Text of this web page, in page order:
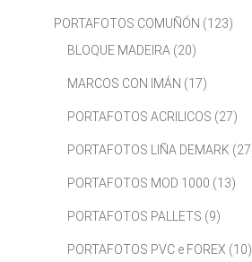
PORTAFOTOS COMUÑÓN (123)
BLOQUE MADEIRA (20)
MARCOS CON IMÁN (17)
PORTAFOTOS ACRILICOS (27)
PORTAFOTOS LIÑA DEMARK
PORTAFOTOS MOD 1000 (13)
PORTAFOTOS PALLETS (9)
PORTAFOTOS PVC e FOREX (10)